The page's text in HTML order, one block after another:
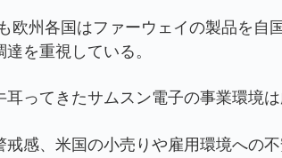
州各国はファーウェイの製品を自
を重視している。
ってきたサムスン電子の事業環境は
感、米国の小売りや雇用環境への